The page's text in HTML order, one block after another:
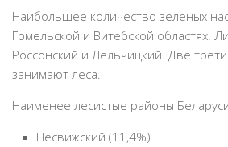
Наибольшее количество зеленых
Гомельской и Витебской областях.
Россонский и Лельчицкий. Две
занимают леса.
Наименее лесистые районы
Несвижский (11,4%)